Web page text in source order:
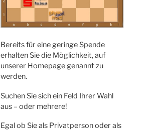
Bereits für eine geringe Spende
erhalten Sie die Möglichkeit, auf
unserer Homepage genannt zu
werden.
Suchen Sie sich ein Feld Ihrer Wahl
aus – oder mehrere!
Egal ob Sie als Privatperson oder als